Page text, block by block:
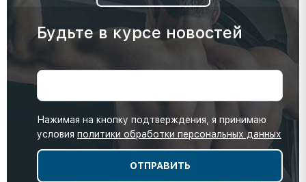
Будьте в курсе новостей
Нажимая на кнопку подтверждения, я принимаю
условия политики обработки персональных данных